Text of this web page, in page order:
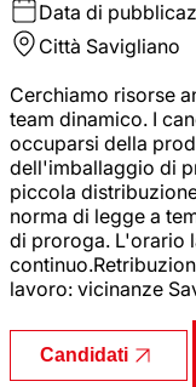
Data di
Città Savigliano
Cerchiamo risorse
team dinamico. I
occuparsi della
dell'imballaggio di
piccola
norma di legge a
di proroga. L'orario
lavoro: vicinanze
Candidati